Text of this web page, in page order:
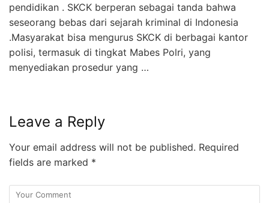
pendidikan . SKCK berperan sebagai tanda bahwa
seseorang bebas dari sejarah kriminal di Indonesia
.Masyarakat bisa mengurus SKCK di berbagai kantor
polisi, termasuk di tingkat Mabes Polri, yang
menyediakan prosedur yang …
Leave a Reply
Your email address will not be published. Required
fields are marked *